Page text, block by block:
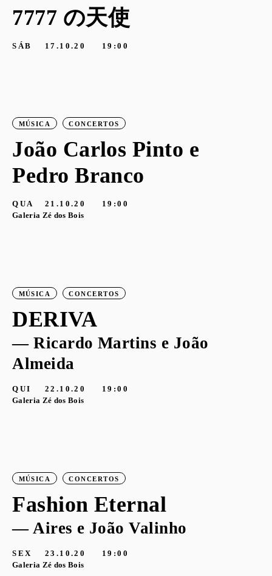
7777 の天使
SÁB 17.10.20 19:00
MÚSICA CONCERTOS
João Carlos Pinto e
Pedro Branco
QUA 21.10.20
19:00
Galeria Zé dos Bois
MÚSICA CONCERTOS
DERIVA
— Ricardo Martins e João
Almeida
QUI 22.10.20
19:00
Galeria Zé dos Bois
MÚSICA CONCERTOS
Fashion Eternal
— Aires e João Valinho
SEX 23.10.20
19:00
Galeria Zé dos Bois